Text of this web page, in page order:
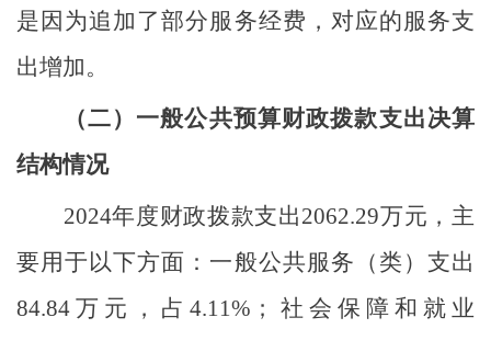
是因为追加了部分服务经费，对应的服务支
出增加。
（二）一般公共预算财政拨款支出决算
结构情况
2024年度财政拨款支出2062.29万元，主
要用于以下方面：一般公共服务（类）支出
84.84 万元，占4.11% ；
社会保障和就业